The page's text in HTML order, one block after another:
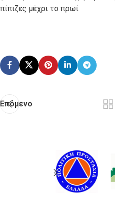
πίπιζες μέχρι το πρωί.
Επόμενο